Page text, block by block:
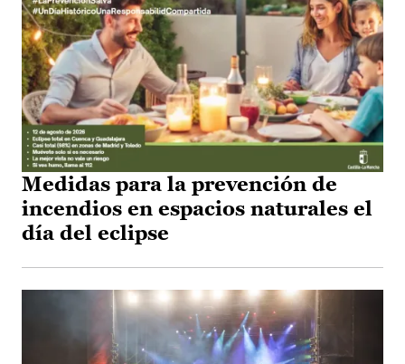
Medidas para la prevención de
incendios en espacios naturales el
día del eclipse